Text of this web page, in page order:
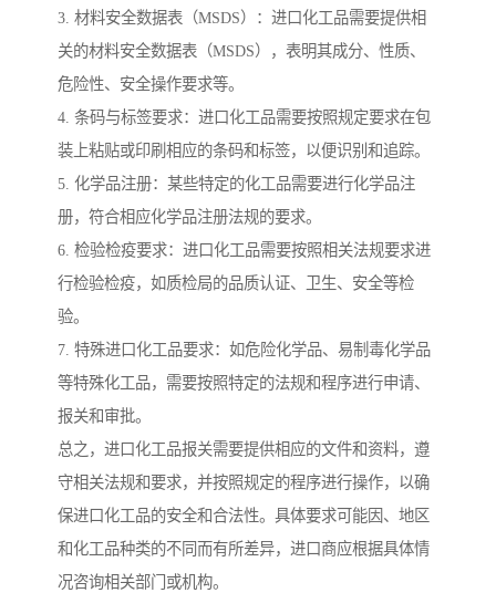
3. 材料安全数据表（MSDS）：进口化工品需要提供相
关的材料安全数据表（MSDS），表明其成分、性质、
危险性、安全操作要求等。
4. 条码与标签要求：进口化工品需要按照规定要求在包
装上粘贴或印刷相应的条码和标签，以便识别和追踪。
5. 化学品注册：某些特定的化工品需要进行化学品注
册，符合相应化学品注册法规的要求。
6. 检验检疫要求：进口化工品需要按照相关法规要求进
行检验检疫，如质检局的品质认证、卫生、安全等检
验。
7. 特殊进口化工品要求：如危险化学品、易制毒化学品
等特殊化工品，需要按照特定的法规和程序进行申请、
报关和审批。
总之，进口化工品报关需要提供相应的文件和资料，遵
守相关法规和要求，并按照规定的程序进行操作，以确
保进口化工品的安全和合法性。具体要求可能因、地区
和化工品种类的不同而有所差异，进口商应根据具体情
况咨询相关部门或机构。